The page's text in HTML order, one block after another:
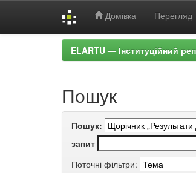
Домівка Перегляд
ELARTU — Інституційний
Пошук
Пошук:
запит
Поточні фільтри: